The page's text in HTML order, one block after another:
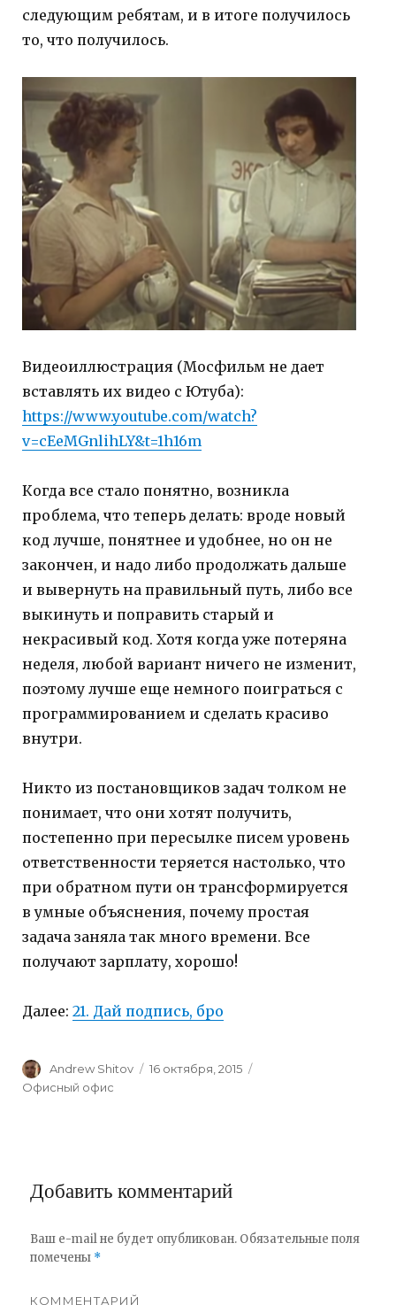
следующим ребятам, и в итоге получилось
то, что получилось.
Видеоиллюстрация (Мосфильм не дает
вставлять их видео с Ютуба):
https://www.youtube.com/watch?
v=cEeMGnlihLY&t=1h16m
Когда все стало понятно, возникла
проблема, что теперь делать: вроде новый
код лучше, понятнее и удобнее, но он не
закончен, и надо либо продолжать дальше
и вывернуть на правильный путь, либо все
выкинуть и поправить старый и
некрасивый код. Хотя когда уже потеряна
неделя, любой вариант ничего не изменит,
поэтому лучше еще немного поиграться с
программированием и сделать красиво
внутри.
Никто из постановщиков задач толком не
понимает, что они хотят получить,
постепенно при пересылке писем уровень
ответственности теряется настолько, что
при обратном пути он трансформируется
в умные объяснения, почему простая
задача заняла так много времени. Все
получают зарплату, хорошо!
Далее: 21. Дай подпись, бро
Author
Andrew Shitov
Posted
16 октября, 2015
Офисный офис
Добавить комментарий
Ваш e-mail не будет опубликован. Обязательные поля
помечены *
КОММЕНТАРИЙ